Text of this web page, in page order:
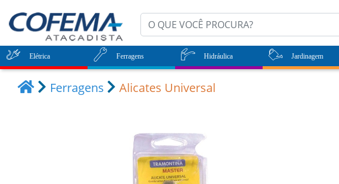
Elétrica Ferragens Hidráulica Jardinagem
Ferragens Alicates Universal